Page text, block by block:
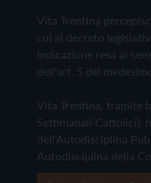
Vita Trentina
cui al decreto
Indicazione resa ai
dell'art. 5 del
Vita Trentina, tramite
Settimanali Cattolici),
dell'Autodisciplina
Autodisciplina della